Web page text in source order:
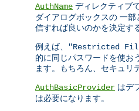
AuthName ディレクティブ
ダイアログボックスの 一
信すれば良いのかを決定す
例えば、
"Restricted
的に同じパスワードを使お
ます。もちろん、セキュリ
AuthBasicProvider はデ
は必要になります。